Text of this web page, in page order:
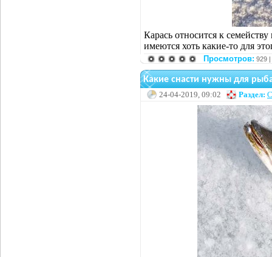
Карась относится к
имеются хоть какие-то для
Просмотров: 929 |
Какие снасти нужны для
24-04-2019, 09:02 Раздел: